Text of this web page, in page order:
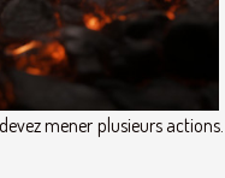
mener plusieurs actions.